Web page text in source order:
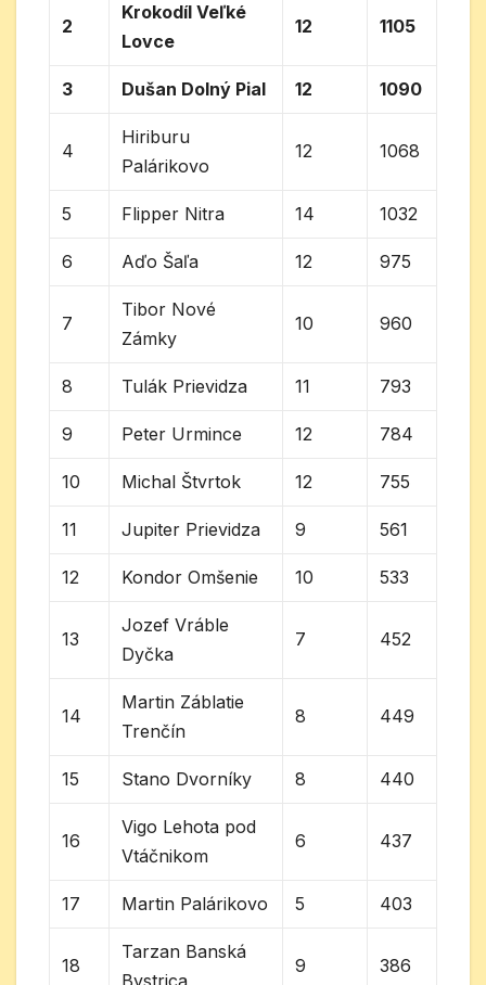
2
Krokodíl Veľké
Lovce
12 1105
3 Dušan Dolný Pial 12 1090
4
Hiriburu
Palárikovo
12 1068
5 Flipper Nitra 14 1032
6 Aďo Šaľa 12 975
7
Tibor Nové
Zámky
10 960
8 Tulák Prievidza 11 793
9 Peter Urmince 12 784
10 Michal Štvrtok 12 755
11 Jupiter Prievidza 9 561
12 Kondor Omšenie 10 533
13
Jozef Vráble
Dyčka
7 452
14
Martin Záblatie
Trenčín
8 449
15 Stano Dvorníky 8 440
16
Vigo Lehota pod
Vtáčnikom
6 437
17 Martin Palárikovo 5 403
18
Tarzan Banská
9 386